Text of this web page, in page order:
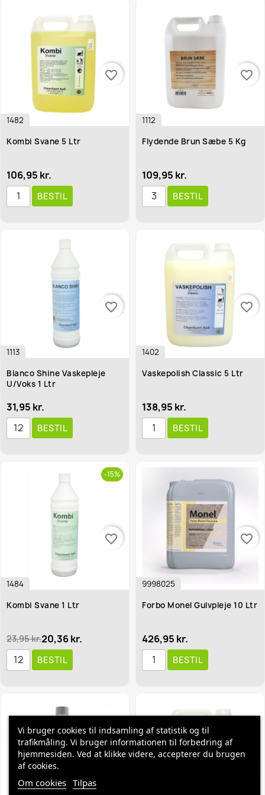
1482
Kombi Svane 5 Ltr
106,95 kr.
BESTIL
favorite_border
1112
Flydende Brun Sæbe 5 Kg
109,95 kr.
BESTIL
favorite_border
1113
Blanco Shine Vaskepleje
U/Voks 1 Ltr
31,95 kr.
BESTIL
favorite_border
1402
Vaskepolish Classic 5 Ltr
138,95 kr.
BESTIL
favorite_border
-15%
1484
Kombi Svane 1 Ltr
23,95 kr.20,36 kr.
BESTIL
favorite_border
9998025
Forbo Monel Gulvpleje 10 Ltr
426,95 kr.
BESTIL
favorite_border
Vi bruger cookies til indsamling af statistik og til
trafikmåling. Vi bruger informationen til forbedring af
hjemmesiden. Ved at klikke videre, accepterer du brugen
af cookies.
Om cookies Tilpas